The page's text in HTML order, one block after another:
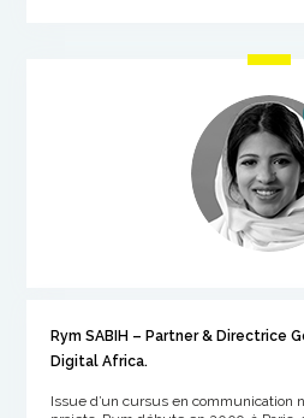
Rym SABIH – Partner & Directrice
Digital Africa.
Issue d’un cursus en